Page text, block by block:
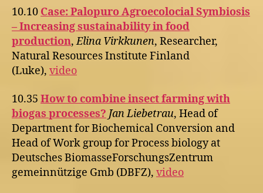
10.10 Case: Palopuro Agroecolocial Symbiosis
– Increasing sustainability in food
production,Elina Virkkunen, Researcher,
Natural Resources Institute Finland
(Luke), video
10.35 How to combine insect farming with
biogas processes? Jan Liebetrau, Head of
Department for Biochemical Conversion and
Head of Work group for Process biology at
Deutsches BiomasseForschungsZentrum
gemeinnützige Gmb (DBFZ), video